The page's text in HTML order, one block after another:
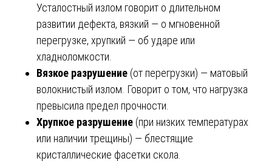
Усталостный излом говорит о длительном
развитии дефекта, вязкий — о мгновенной
перегрузке, хрупкий — об ударе или
хладноломкости.
Вязкое разрушение (от перегрузки) — матовый
волокнистый излом. Говорит о том, что нагрузка
превысила предел прочности.
Хрупкое разрушение (при низких температурах
или наличии трещины) — блестящие
кристаллические фасетки скола.